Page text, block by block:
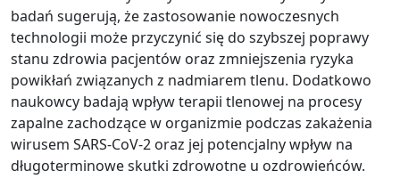
badań sugerują, że zastosowanie nowoczesnych
technologii może przyczynić się do szybszej poprawy
stanu zdrowia pacjentów oraz zmniejszenia ryzyka
powikłań związanych z nadmiarem tlenu. Dodatkowo
naukowcy badają wpływ terapii tlenowej na procesy
zapalne zachodzące w organizmie podczas zakażenia
wirusem SARS-CoV-2 oraz jej potencjalny wpływ na
długoterminowe skutki zdrowotne u ozdrowieńców.